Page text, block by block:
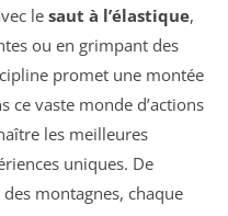
le saut à l’élastique,
ou en grimpant des
promet une montée
ce vaste monde d’actions
les meilleures
uniques. De
montagnes, chaque